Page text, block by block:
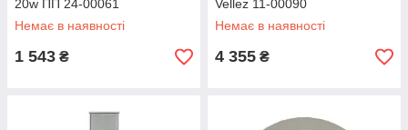
20w ПП 24-00061
Немає в наявності
1 543 ₴
Vellez 11-00090
Немає в наявності
4 355 ₴